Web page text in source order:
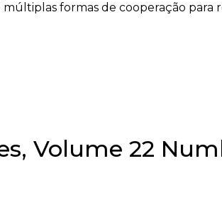
formas de cooperação para
Volume 22